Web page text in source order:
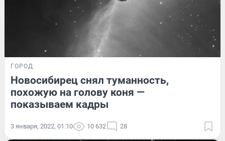
ГОРОД
Новосибирец снял туманность,
похожую на голову коня —
показываем кадры
3 января, 2022, 01:10 10 632 28